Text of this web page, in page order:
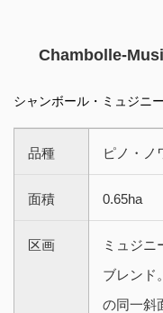
Chambolle-
シャンボール・ミュジニ
品種 ピノ・ノ
面積 0.65ha
区画
ミュジニ
ブレンド
の同一斜